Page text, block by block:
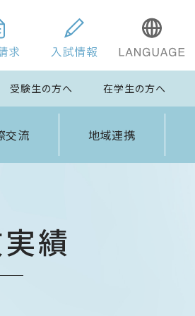
受験生の方へ 在学生の方へ
交流 地域連携
績